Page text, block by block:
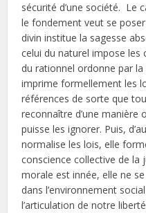
sécurité d’une société. Le
le fondement veut se
divin institue la sagesse
celui du naturel impose les
du rationnel ordonne par
imprime formellement les
références de sorte que
reconnaître d’une manière
puisse les ignorer. Puis,
normalise les lois, elle
conscience collective de la
morale est innée, elle ne
dans l’environnement
l’articulation de notre